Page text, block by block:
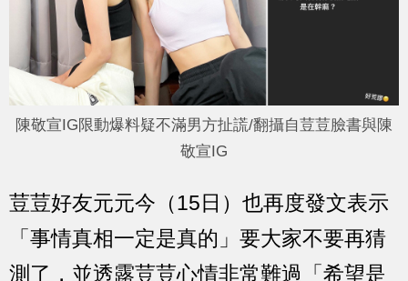
陳敬宣IG限動爆料疑不滿男方扯謊/翻攝自荳荳臉書與陳
敬宣IG
荳荳好友元元今（15日）也再度發文表示
「事情真相一定是真的」要大家不要再猜
測了，並透露荳荳心情非常難過「希望是